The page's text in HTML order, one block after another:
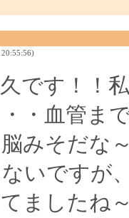
です！！
・血管ま
みそだな
いですが
ましたね